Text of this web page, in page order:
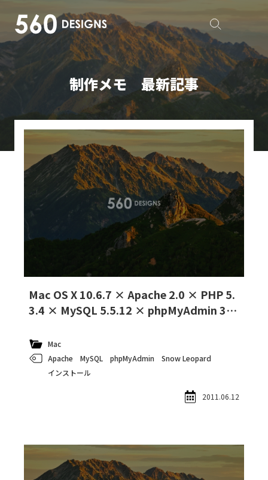
制作メモ 最新記事
Mac OS X 10.6.7 × Apache 2.0 × PHP 5.
3.4 × MySQL 5.5.12 × phpMyAdmin 3.4.
Mac
Apache
MySQL phpMyAdmin
Snow Leopard
インストール
2011.06.12